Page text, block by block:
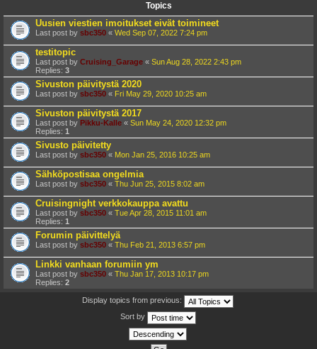
Topics
Uusien viestien imoitukset eivät toimineet
Last post by sbc350 « Wed Sep 07, 2022 7:24 pm
testitopic
Last post by Cruising_Garage « Sun Aug 28, 2022 2:43 pm
Replies: 3
Sivuston päivitystä 2020
Last post by sbc350 « Fri May 29, 2020 10:25 am
Sivuston päivitystä 2017
Last post by Pikku-Kalle « Sun May 24, 2020 12:32 pm
Replies: 1
Sivusto päivitetty
Last post by sbc350 « Mon Jan 25, 2016 10:25 am
Sähköpostisaa ongelmia
Last post by sbc350 « Thu Jun 25, 2015 8:02 am
Cruisingnight verkkokauppa avattu
Last post by sbc350 « Tue Apr 28, 2015 11:01 am
Replies: 1
Forumin päivittelyä
Last post by sbc350 « Thu Feb 21, 2013 6:57 pm
Linkki vanhaan forumiin ym
Last post by sbc350 « Thu Jan 17, 2013 10:17 pm
Replies: 2
Display topics from previous:
Sort by